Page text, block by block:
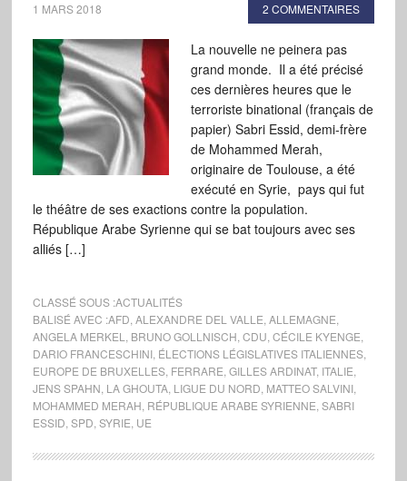
1 MARS 2018 2 COMMENTAIRES
La nouvelle ne peinera pas
grand monde. Il a été précisé
ces dernières heures que le
terroriste binational (français de
papier) Sabri Essid, demi-frère
de Mohammed Merah,
originaire de Toulouse, a été
exécuté en Syrie, pays qui fut
le théâtre de ses exactions contre la population.
République Arabe Syrienne qui se bat toujours avec ses
alliés […]
CLASSÉ SOUS :ACTUALITÉS
BALISÉ AVEC :AFD ALEXANDRE DEL VALLE ALLEMAGNE
ANGELA MERKEL
BRUNO GOLLNISCH CDU CÉCILE KYENGE
DARIO FRANCESCHINI, ÉLECTIONS LÉGISLATIVES ITALIENNES,
EUROPE DE BRUXELLES, FERRARE GILLES ARDINAT, ITALIE
JENS SPAHN LA GHOUTA, LIGUE DU NORD MATTEO SALVINI,
MOHAMMED MERAH RÉPUBLIQUE ARABE SYRIENNE SABRI
ESSID SPD SYRIE UE